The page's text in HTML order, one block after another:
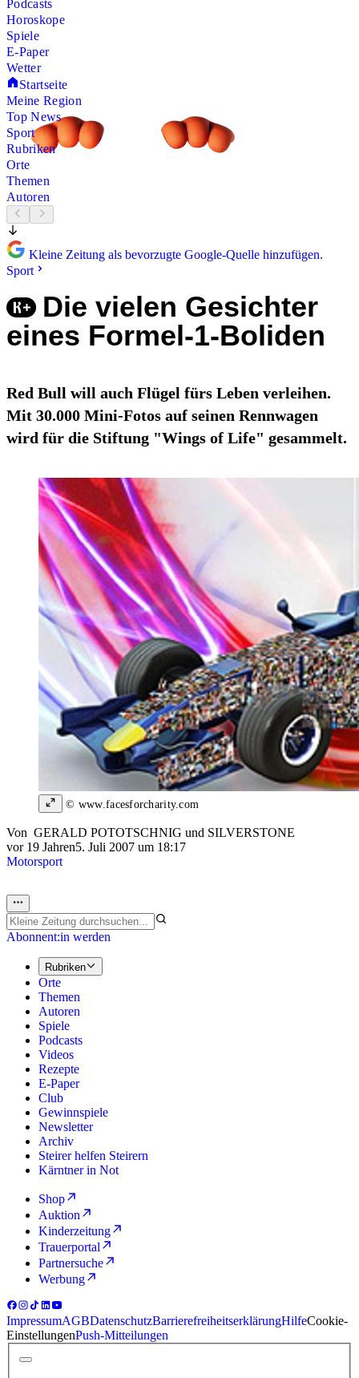
Podcasts
Horoskope
Spiele
E-Paper
Wetter
Startseite
Meine Region
Top News
Sport
Rubriken
Orte
Themen
Autoren
Kleine Zeitung als bevorzugte Google-Quelle hinzufügen.
Sport
Die vielen Gesichter
eines Formel-1-Boliden
Red Bull will auch Flügel fürs Leben verleihen.
Mit 30.000 Mini-Fotos auf seinen Rennwagen
wird für die Stiftung "Wings of Life" gesammelt.
© www.facesforcharity.com
Von GERALD POTOTSCHNIG und SILVERSTONE
vor 19 Jahren5. Juli 2007 um 18:17
Motorsport
Abonnent:in werden
Rubriken
Orte
Themen
Autoren
Spiele
Podcasts
Videos
Rezepte
E-Paper
Club
Gewinnspiele
Newsletter
Archiv
Steirer helfen Steirern
Kärntner in Not
Shop
Auktion
Kinderzeitung
Trauerportal
Partnersuche
Werbung
ImpressumAGBDatenschutzBarrierefreiheitserklärungHilfeCookie-
EinstellungenPush-Mitteilungen